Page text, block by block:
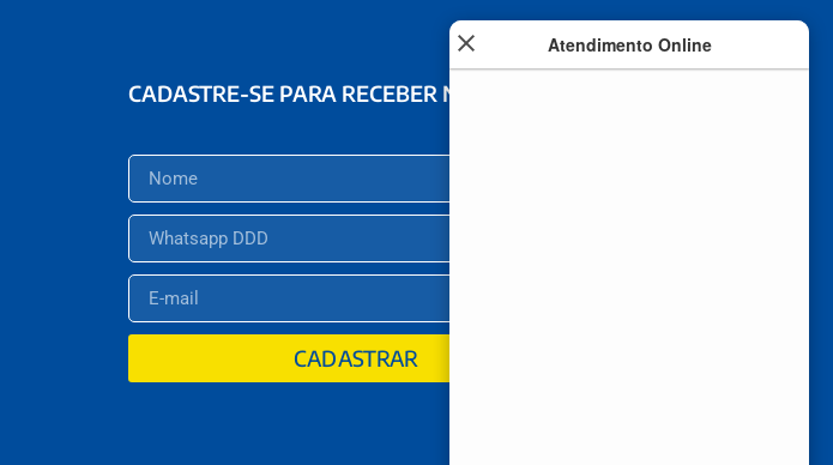
CADASTRE-SE PARA RECEBER NOVIDADES
CADASTRAR
Atendimento Online